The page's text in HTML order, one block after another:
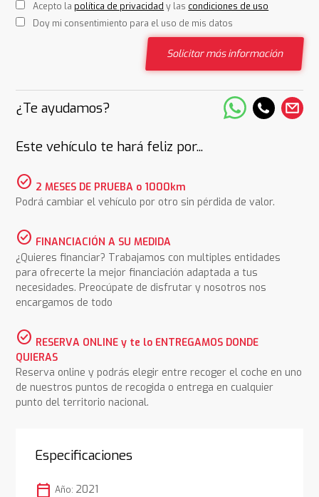
Acepto la política de privacidad y las condiciones de uso
Doy mi consentimiento para el uso de mis datos
Solicitar más información
¿Te ayudamos?
Este vehículo te hará feliz por...
check_circle 2 MESES DE PRUEBA o 1000km
Podrá cambiar el vehículo por otro sin pérdida de valor.
check_circle FINANCIACIÓN A SU MEDIDA
¿Quieres financiar? Trabajamos con multiples entidades
para ofrecerte la mejor financiación adaptada a tus
necesidades. Preocúpate de disfrutar y nosotros nos
encargamos de todo
check_circle RESERVA ONLINE y te lo ENTREGAMOS DONDE
QUIERAS
Reserva online y podrás elegir entre recoger el coche en uno
de nuestros puntos de recogida o entrega en cualquier
punto del territorio nacional.
Especificaciones
calendar_today Año: 2021